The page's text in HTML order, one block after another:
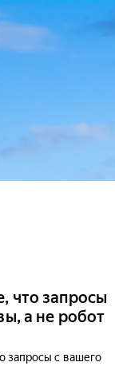
что запросы
а не робот
запросы с вашего